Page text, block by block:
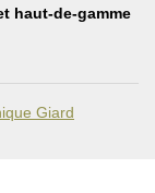
haut-de-gamme
Giard